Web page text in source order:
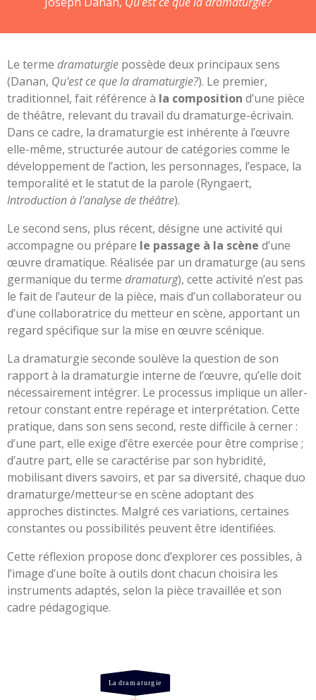
Le terme dramaturgie possède deux principaux sens
(Danan, Qu'est ce que la dramaturgie?). Le premier,
traditionnel, fait référence à la composition d’une pièce
de théâtre, relevant du travail du dramaturge-écrivain.
Dans ce cadre, la dramaturgie est inhérente à l’œuvre
elle-même, structurée autour de catégories comme le
développement de l’action, les personnages, l’espace, la
temporalité et le statut de la parole (Ryngaert,
Introduction à l'analyse de théâtre).
Le second sens, plus récent, désigne une activité qui
accompagne ou prépare le passage à la scène d’une
œuvre dramatique. Réalisée par un dramaturge (au sens
germanique du terme dramaturg), cette activité n’est pas
le fait de l’auteur de la pièce, mais d’un collaborateur ou
d’une collaboratrice du metteur en scène, apportant un
regard spécifique sur la mise en œuvre scénique.
La dramaturgie seconde soulève la question de son
rapport à la dramaturgie interne de l’œuvre, qu’elle doit
nécessairement intégrer. Le processus implique un aller-
retour constant entre repérage et interprétation. Cette
pratique, dans son sens second, reste difficile à cerner :
d’une part, elle exige d’être exercée pour être comprise ;
d’autre part, elle se caractérise par son hybridité,
mobilisant divers savoirs, et par sa diversité, chaque duo
dramaturge/metteur·se en scène adoptant des
approches distinctes. Malgré ces variations, certaines
constantes ou possibilités peuvent être identifiées.
Cette réflexion propose donc d’explorer ces possibles, à
l’image d’une boîte à outils dont chacun choisira les
instruments adaptés, selon la pièce travaillée et son
cadre pédagogique.